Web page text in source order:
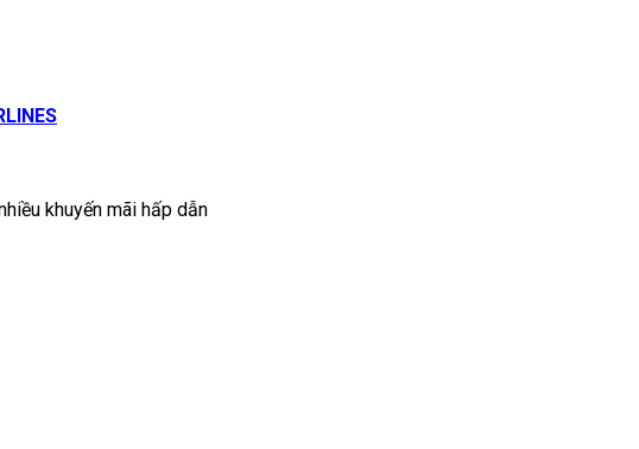
khuyến mãi hấp dẫn